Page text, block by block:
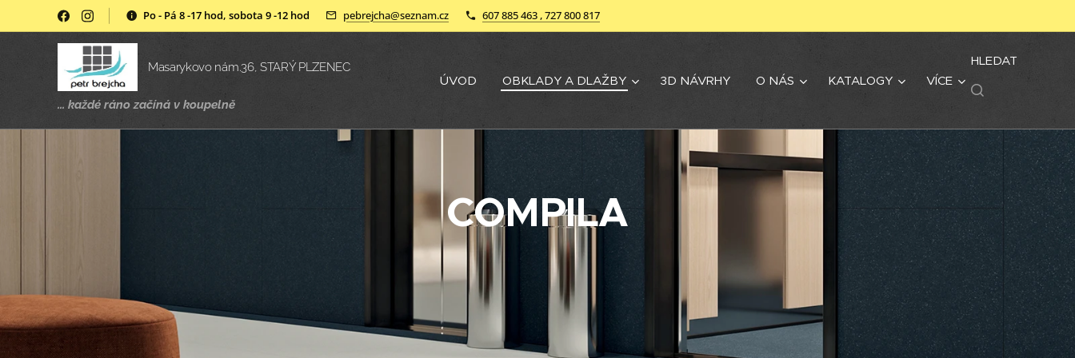
Po - Pá 8 -17 hod, sobota 9 -12 hod pebrejcha@seznam.cz 607 885 463 , 727 800 817
Masarykovo nám.36, STARÝ PLZENEC
... každé ráno začíná v koupelně
ÚVOD OBKLADY A DLAŽBY 3D NÁVRHY O NÁS KATALOGY VÍCE
HLEDAT
COMPILA